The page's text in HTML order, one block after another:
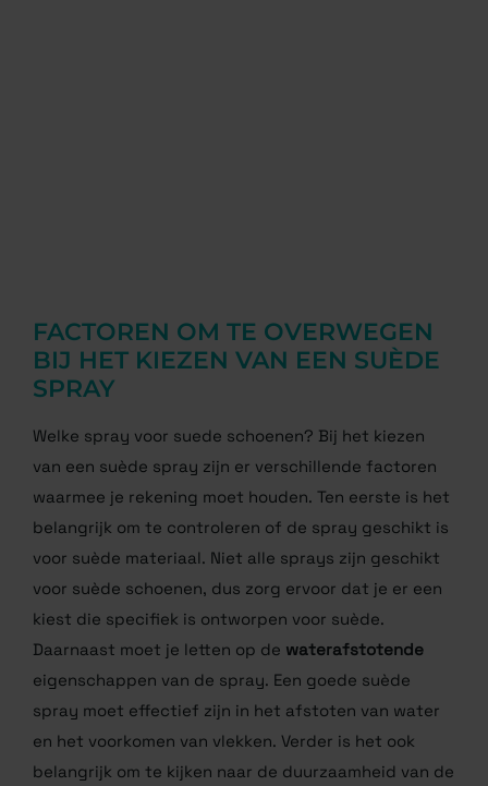
FACTOREN OM TE OVERWEGEN
BIJ HET KIEZEN VAN EEN SUÈDE
SPRAY
Welke spray voor suede schoenen? Bij het kiezen
van een suède spray zijn er verschillende factoren
waarmee je rekening moet houden. Ten eerste is het
belangrijk om te controleren of de spray geschikt is
voor suède materiaal. Niet alle sprays zijn geschikt
voor suède schoenen, dus zorg ervoor dat je er een
kiest die specifiek is ontworpen voor suède.
Daarnaast moet je letten op de waterafstotende
eigenschappen van de spray. Een goede suède
spray moet effectief zijn in het afstoten van water
en het voorkomen van vlekken. Verder is het ook
belangrijk om te kijken naar de duurzaamheid van de